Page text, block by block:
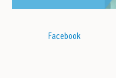
Facebook